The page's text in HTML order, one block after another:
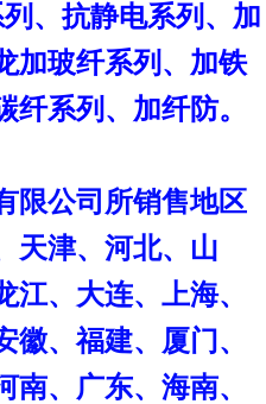
、抗静电系列、加
加玻纤系列、加铁
系列、加纤防。
限公司 所销售地区
天津、河北、山
、大连、上海、
、福建、厦门、
、广东、海南、